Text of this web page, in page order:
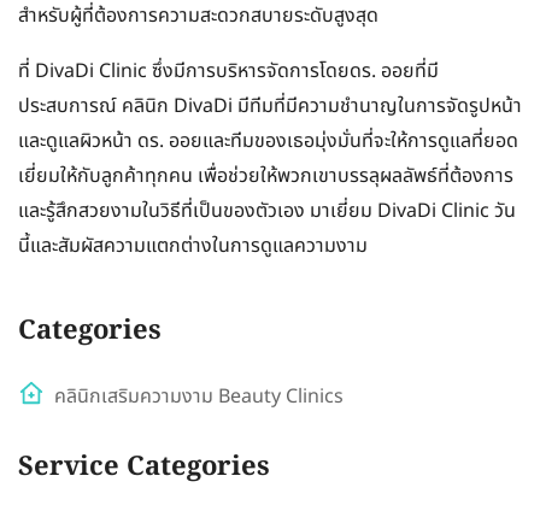
สำหรับผู้ที่ต้องการความสะดวกสบายระดับสูงสุด
ที่ DivaDi Clinic ซึ่งมีการบริหารจัดการโดยดร. ออยที่มี
ประสบการณ์ คลินิก DivaDi มีทีมที่มีความชำนาญในการจัดรูปหน้า
และดูแลผิวหน้า ดร. ออยและทีมของเธอมุ่งมั่นที่จะให้การดูแลที่ยอด
เยี่ยมให้กับลูกค้าทุกคน เพื่อช่วยให้พวกเขาบรรลุผลลัพธ์ที่ต้องการ
และรู้สึกสวยงามในวิธีที่เป็นของตัวเอง มาเยี่ยม DivaDi Clinic วัน
นี้และสัมผัสความแตกต่างในการดูแลความงาม
Categories
คลินิกเสริมความงาม Beauty Clinics
Service Categories